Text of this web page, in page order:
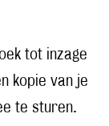
tot inzage
kopie van je
te sturen.